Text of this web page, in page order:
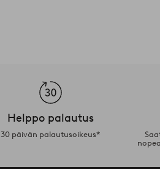
Helppo palautus
30 päivän palautusoikeus*